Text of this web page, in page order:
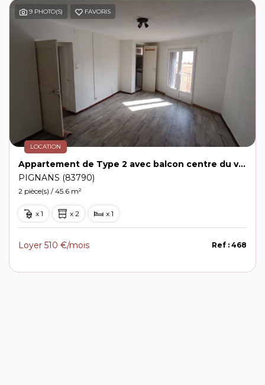
Avis clients
9 PHOTO(S) FAVORIS
LOCATION
Appartement de Type 2 avec balcon centre du village de PIGNANS 510€
PIGNANS (83790)
2 pièce(s) / 45.6 m²
x 1 x 2 x 1
Loyer 510 €/mois Ref : 468